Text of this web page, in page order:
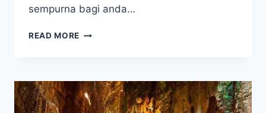
sempurna bagi anda…
READ MORE THE
–
NIKMATI
PESONA